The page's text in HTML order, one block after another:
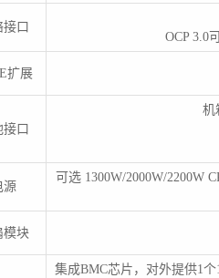
接口
OCP 3.0
扩展
口
机
源
可选 1300W/2000W/2200W
模块
集成BMC芯片，对外提供1